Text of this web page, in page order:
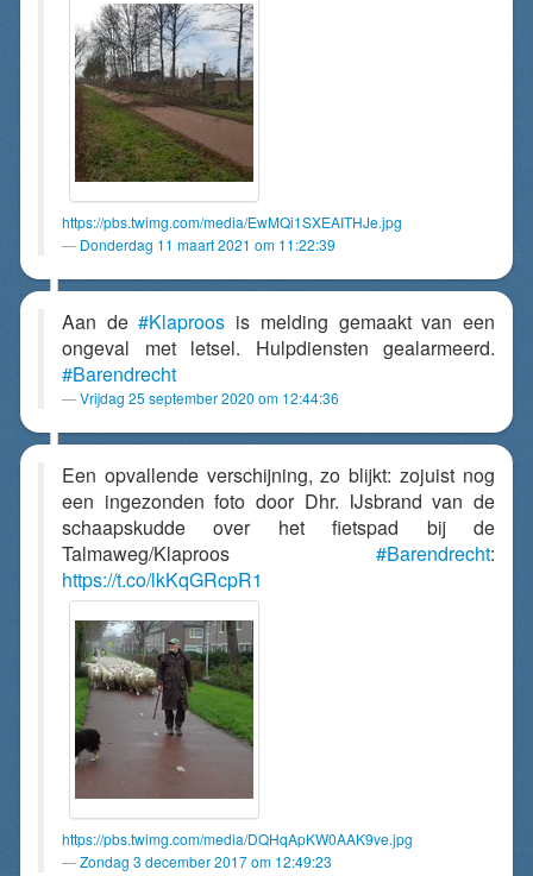
https://pbs.twimg.com/media/EwMQi1SXEAITHJe.jpg
Donderdag 11 maart 2021 om 11:22:39
Aan de#Klaproos is melding gemaakt van een
ongeval met letsel. Hulpdiensten gealarmeerd.
#Barendrecht
Vrijdag 25 september 2020 om 12:44:36
Een opvallende verschijning, zo blijkt: zojuist nog
een ingezonden foto door Dhr. IJsbrand van de
schaapskudde over het fietspad bij de
Talmaweg/Klaproos #Barendrecht:
https://t.co/lkKqGRcpR1
https://pbs.twimg.com/media/DQHqApKW0AAK9ve.jpg
Zondag 3 december 2017 om 12:49:23